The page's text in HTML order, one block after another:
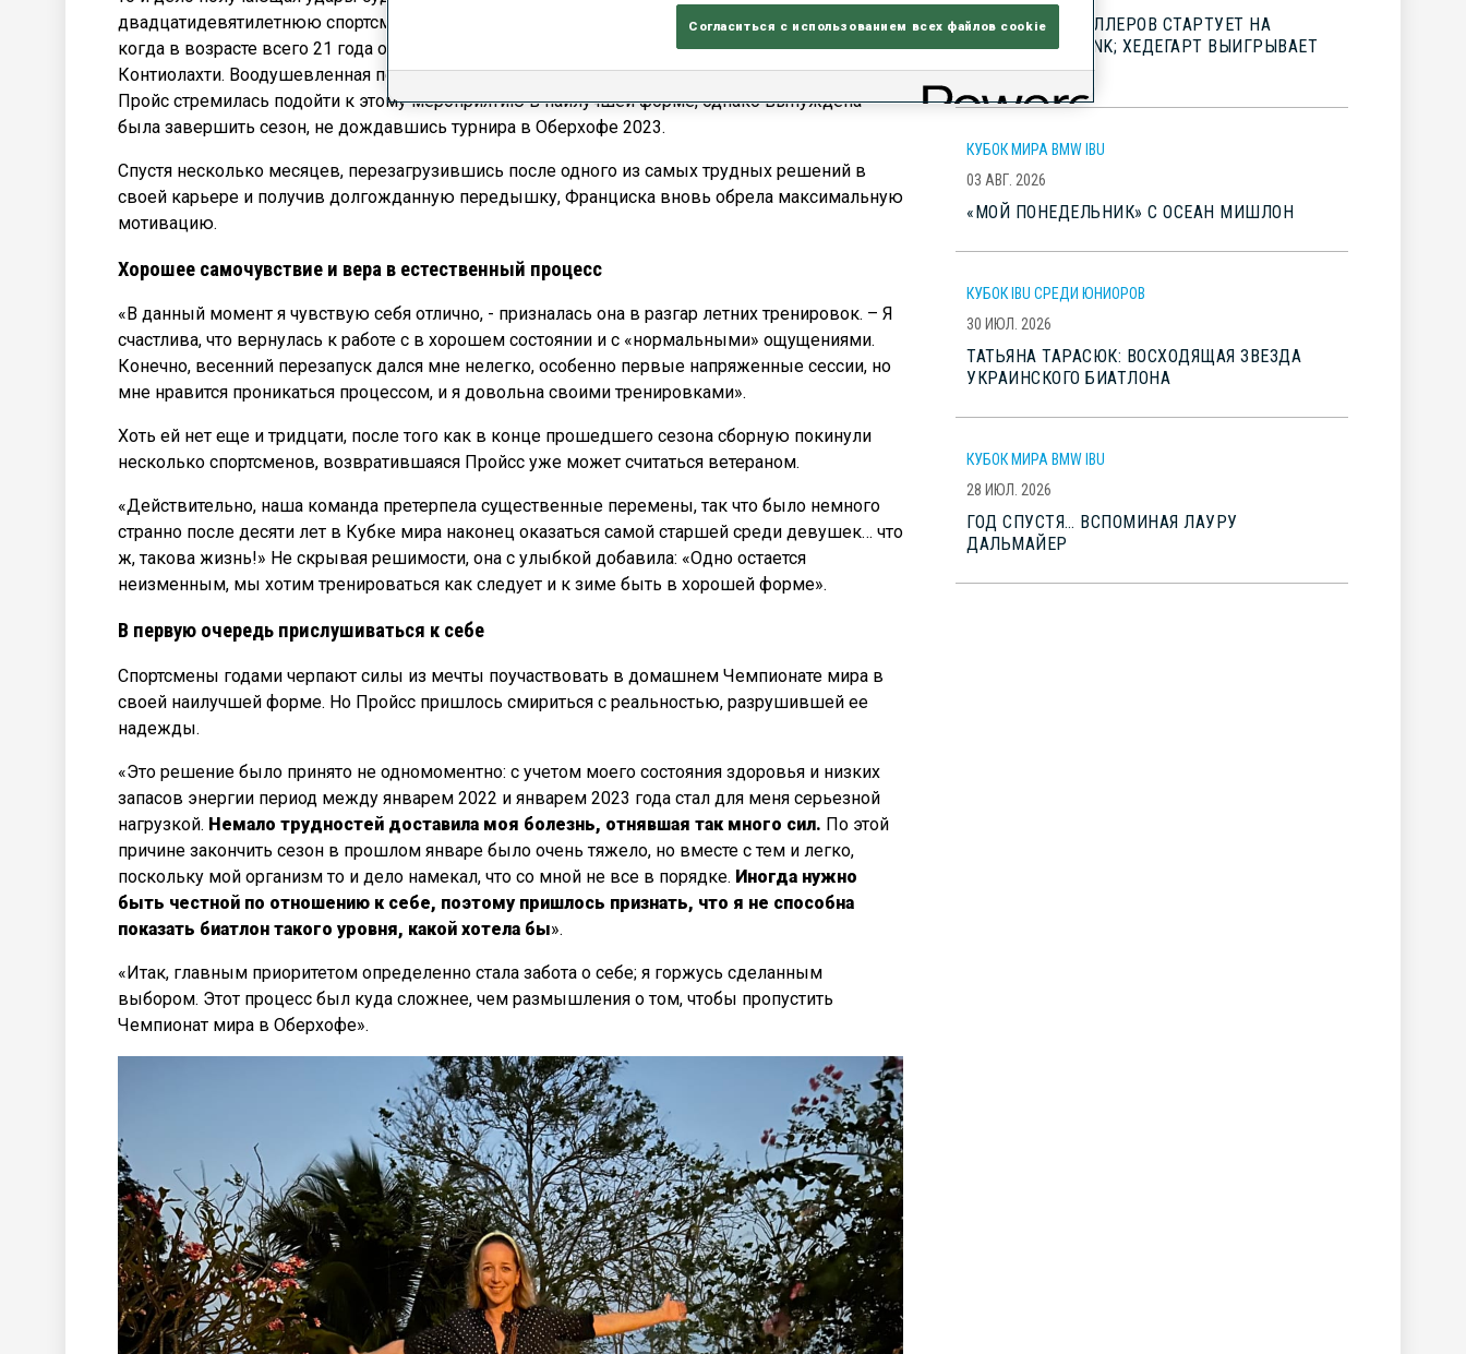
двадцатидевятилетнюю спортсменку, начиная с самых первых сезонов в большом спорте,
когда в возрасте всего 21 года она выиграла первую значительную личную медаль в
Контиолахти. Воодушевленная перспективой Чемпионата мира BMWIBU в родной Германии,
Пройс стремилась подойти к этому мероприятию в наилучшей форме, однако вынуждена
была завершить сезон, не дождавшись турнира в Оберхофе 2023.
Спустя несколько месяцев, перезагрузившись после одного из самых трудных решений в
своей карьере и получив долгожданную передышку, Франциска вновь обрела максимальную
мотивацию.
Хорошее самочувствие и вера в естественный процесс
«В данный момент я чувствую себя отлично, - призналась она в разгар летних тренировок. – Я
счастлива, что вернулась к работе с в хорошем состоянии и с «нормальными» ощущениями.
Конечно, весенний перезапуск дался мне нелегко, особенно первые напряженные сессии, но
мне нравится проникаться процессом, и я довольна своими тренировками».
Хоть ей нет еще и тридцати, после того как в конце прошедшего сезона сборную покинули
несколько спортсменов, возвратившаяся Пройсс уже может считаться ветераном.
«Действительно, наша команда претерпела существенные перемены, так что было немного
странно после десяти лет в Кубке мира наконец оказаться самой старшей среди девушек… что
ж, такова жизнь!» Не скрывая решимости, она с улыбкой добавила: «Одно остается
неизменным, мы хотим тренироваться как следует и к зиме быть в хорошей форме».
В первую очередь прислушиваться к себе
Спортсмены годами черпают силы из мечты поучаствовать в домашнем Чемпионате мира в
своей наилучшей форме. Но Пройсс пришлось смириться с реальностью, разрушившей ее
надежды.
«Это решение было принято не одномоментно: с учетом моего состояния здоровья и низких
запасов энергии период между январем 2022 и январем 2023 года стал для меня серьезной
нагрузкой. Немало трудностей доставила моя болезнь, отнявшая так много сил. По этой
причине закончить сезон в прошлом январе было очень тяжело, но вместе с тем и легко,
поскольку мой организм то и дело намекал, что со мной не все в порядке. Иногда нужно
быть честной по отношению к себе, поэтому пришлось признать, что я не способна
показать биатлон такого уровня, какой хотела бы».
«Итак, главным приоритетом определенно стала забота о себе; я горжусь сделанным
выбором. Этот процесс был куда сложнее, чем размышления о том, чтобы пропустить
Чемпионат мира в Оберхофе».
СЕЗОН ЛЫЖЕРОЛЛЕРОВ СТАРТУЕТ НА
ФЕСТИВАЛЕ BLINK; ХЕДЕГАРТ ВЫИГРЫВАЕТ
LYSEBOTN OPP
КУБОК МИРА BMW IBU
03 АВГ. 2026
«МОЙ ПОНЕДЕЛЬНИК» С ОСЕАН МИШЛОН
КУБОК IBU СРЕДИ ЮНИОРОВ
30 ИЮЛ. 2026
ТАТЬЯНА ТАРАСЮК: ВОСХОДЯЩАЯ ЗВЕЗДА
УКРАИНСКОГО БИАТЛОНА
КУБОК МИРА BMW IBU
28 ИЮЛ. 2026
ГОД СПУСТЯ… ВСПОМИНАЯ ЛАУРУ
ДАЛЬМАЙЕР
Согласиться с использованием всех файлов cookie